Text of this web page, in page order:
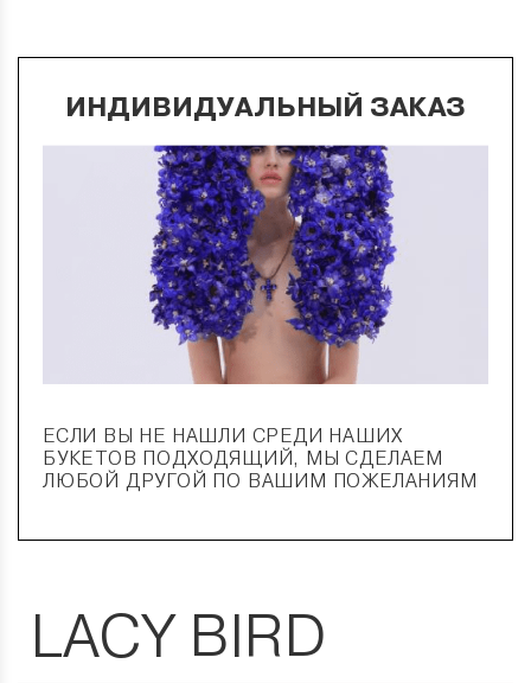
ИНДИВИДУАЛЬНЫЙ ЗАКАЗ
ЕСЛИ ВЫ НЕ НАШЛИ СРЕДИ НАШИХ
БУКЕТОВ ПОДХОДЯЩИЙ, МЫ СДЕЛАЕМ
ЛЮБОЙ ДРУГОЙ ПО ВАШИМ ПОЖЕЛАНИЯМ
LACY BIRD